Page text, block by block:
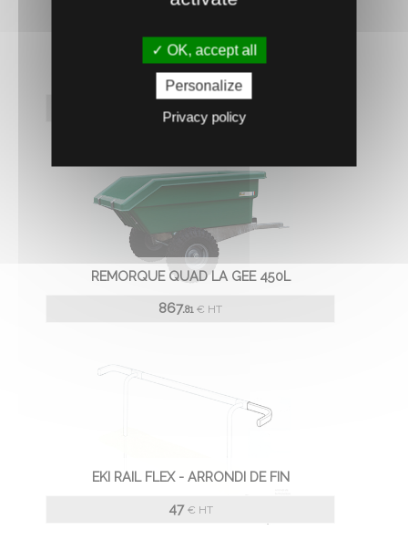
GRIPPLE POUR BARBELE ACIER DUR
42.
REMORQUE QUAD LA GEE 450L
867.81 € HT
EKI RAIL FLEX - ARRONDI DE FIN
47 € HT
OK, accept all
Personalize
Privacy policy